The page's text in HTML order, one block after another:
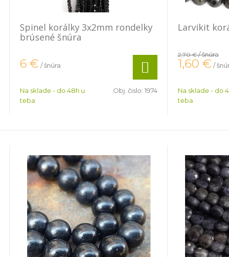
Spinel korálky 3x2mm rondelky
brúsené šnúra
6 € / šnúra
Na sklade - do 48h u
teba
Obj. čislo: 1974
Larvikit
2,70 €/ šnúra
1,60 € /
Na sklade - do
teba